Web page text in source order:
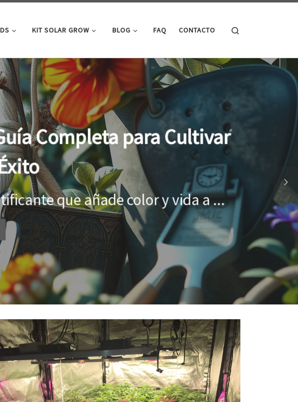
KIT SOLAR GROW BLOG FAQ CONTACTO
un crecimiento óptimo de
el entorno adecuado